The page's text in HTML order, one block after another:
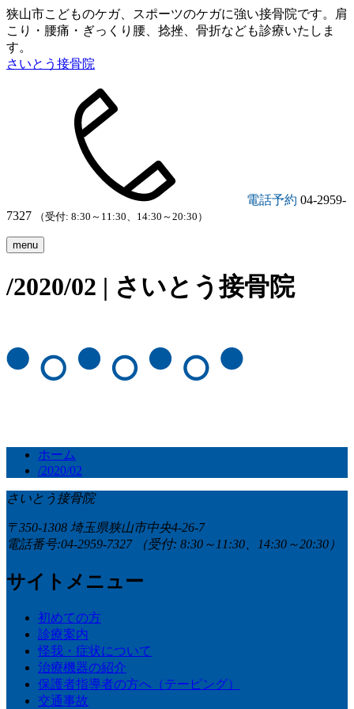
狭山市こどものケガ、スポーツのケガに強い接骨院です。肩
こり・腰痛・ぎっくり腰、捻挫、骨折なども診療いたしま
す。
さいとう接骨院
電話予約 04-2959-
7327
（受付: 8:30～11:30、14:30～20:30）
menu
/2020/02 | さいとう接骨院
ホーム
/2020/02
さいとう接骨院
〒350-1308 埼玉県狭山市中央4-26-7
電話番号:04-2959-7327
（受付: 8:30～11:30、14:30～20:30）
サイトメニュー
初めての方
診療案内
怪我・症状について
治療機器の紹介
保護者指導者の方へ（テーピング）
交通事故